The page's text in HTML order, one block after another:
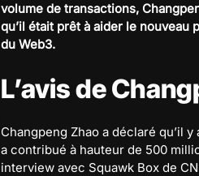
volume de transactions,
qu’il était prêt à aider le nouveau
du Web3.
L’avis de
Changpeng Zhao a déclaré qu’il
a contribué à hauteur de 500
interview avec Squawk Box de